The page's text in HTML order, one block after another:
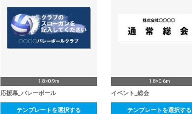
1.8×0.9m
応援幕_バレーボール
テンプレートを選択する
1.8×0.6m
イベント_総会
テンプレートを選択する